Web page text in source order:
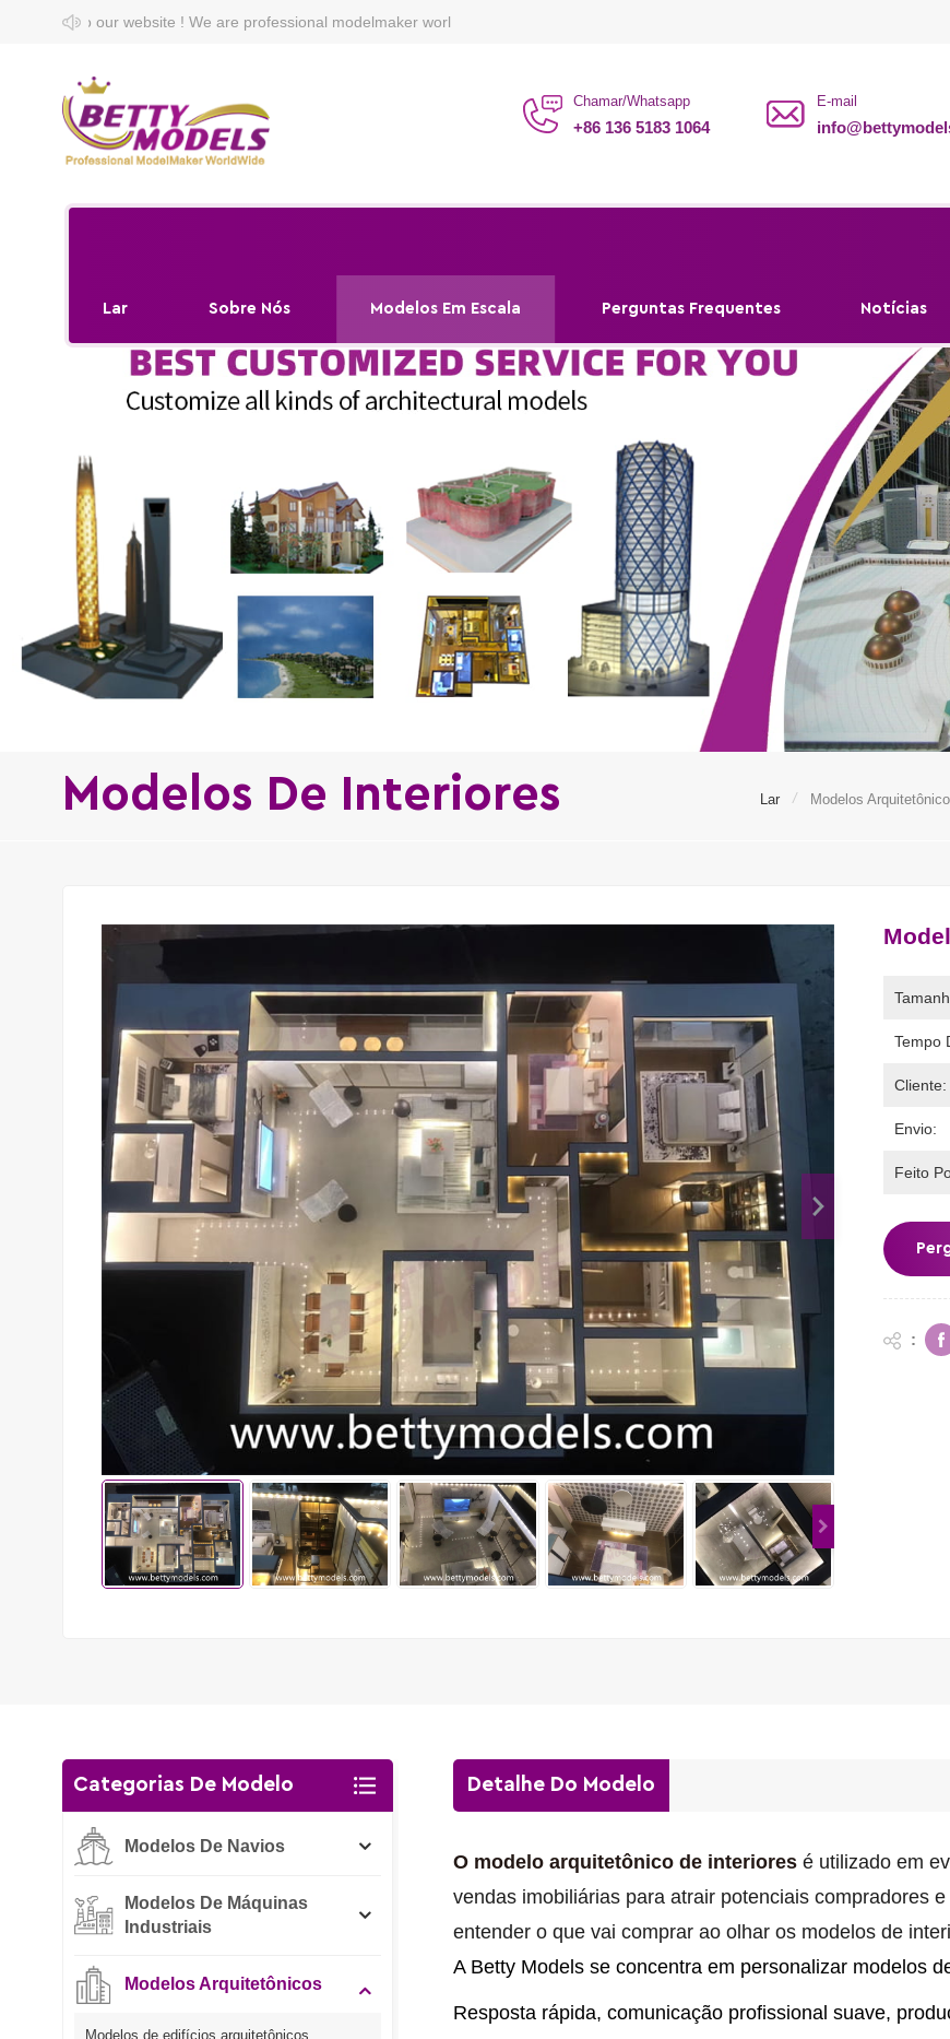
! We are professional modelmaker worldwide.
Chamar/Whatsapp
+86 136 5183 1064
E-mail
Lar Sobre Nós Modelos Em Escala Perguntas Frequentes Notícias
Modelos De Interiores Lar / Modelos
Tempo
Cliente:
Envio:
Feito
:
Detalhe Do Modelo
O modelo arquitetônico de interioresé utilizado em
vendas imobiliárias para atrair potenciais compradores
entender o que vai comprar ao olhar os modelos de
A Betty Models se concentra em personalizar modelos
Resposta rápida, comunicação profissional suave,
Categorias De Modelo
Modelos De Navios
Modelos De Máquinas
Industriais
Modelos Arquitetônicos
Modelos de edifícios arquitetônicos